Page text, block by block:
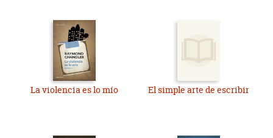
La violencia es lo mío El simple arte de escribir